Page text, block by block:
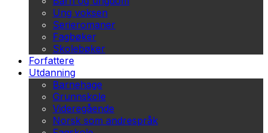
Ung voksen
Serieromaner
Fagbøker
Skolebøker
Forfattere
Utdanning
Barnehage
Grunnskole
Videregående
Norsk som andrespråk